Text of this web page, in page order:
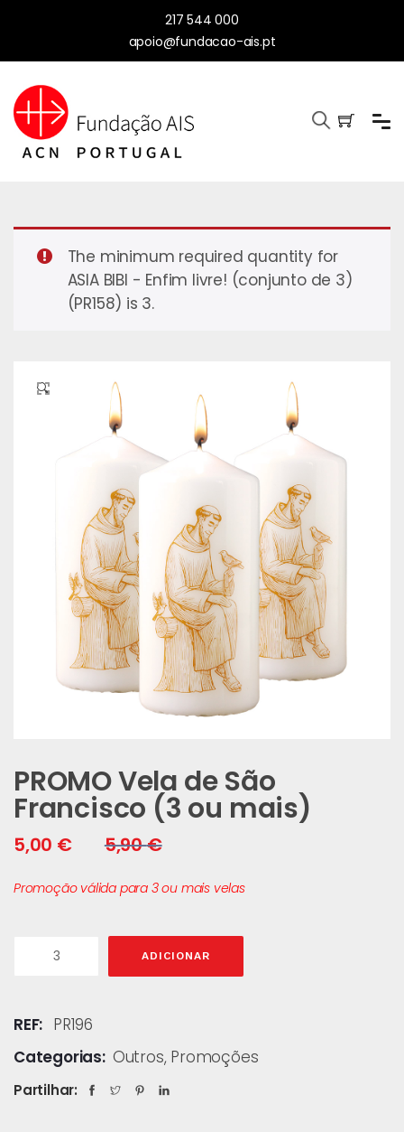
217 544 000
apoio@fundacao-ais.pt
The minimum required quantity for
ASIA BIBI - Enfim livre! (conjunto de 3)
(PR158) is 3.
🔍
PROMO Vela de São
Francisco (3 ou mais)
5,90€
5,00 €
Promoção válida para 3 ou mais velas
ADICIONAR
REF: PR196
Categorias: Outros, Promoções
Partilhar: